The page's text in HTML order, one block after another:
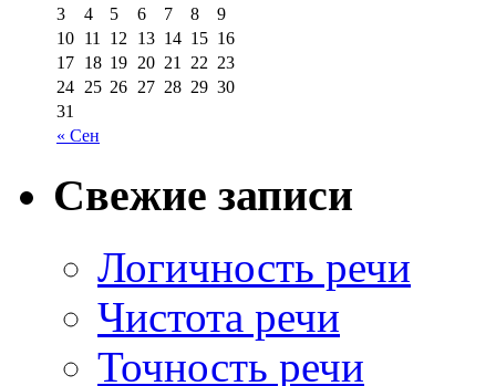
« Сен
3 4 5 6 7 8
9
10 11 12 13 14 15 16
17 18 19 20 21 22 23
24 25 26 27 28 29 30
31
Свежие записи
Логичность речи
Чистота речи
Точность речи